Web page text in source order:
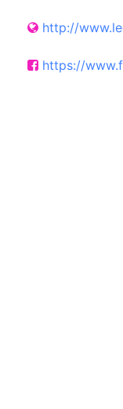
http://
https://